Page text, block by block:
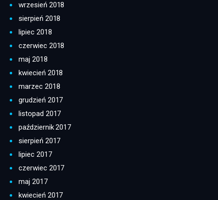
wrzesień 2018
sierpień 2018
lipiec 2018
czerwiec 2018
maj 2018
kwiecień 2018
marzec 2018
grudzień 2017
listopad 2017
październik 2017
sierpień 2017
lipiec 2017
czerwiec 2017
maj 2017
kwiecień 2017